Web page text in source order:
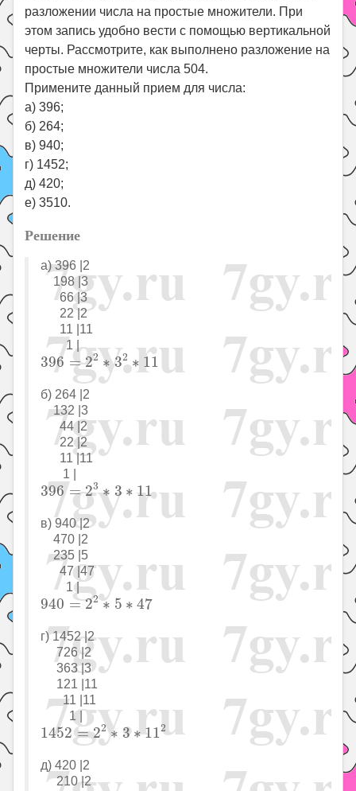
разложении числа на простые множители. При
этом запись удобно вести с помощью вертикальной
черты. Рассмотрите, как выполнено разложение на
простые множители числа 504.
Примените данный прием для числа:
а) 396;
б) 264;
в) 940;
г) 1452;
д) 420;
е) 3510.
Решение
а) 396 |2
198 |3
66 |3
22 |2
11 |11
1 |
396 = 22 ∗32 ∗ 11
396=22∗3 2∗ 11
б) 264 |2
132 |3
44 |2
22 |2
11 |11
1 |
396 = 23 ∗ 3 ∗ 11
396= 3∗ ∗ 11
в) 940 |2
470 |2
235 |5
47 |47
1 |
940 = 22 ∗ 5 ∗ 47
940=22∗5∗47
г) 1452 |2
726 |2
363 |3
121 |11
11 |11
1 |
1452 = 22 ∗ 3 ∗112
1452=22∗3 ∗ 11 2
д) 420 |2
210 |2